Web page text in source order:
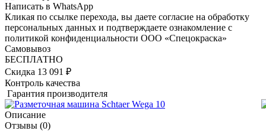
Написать в WhatsApp
Кликая по ссылке перехода, вы даете согласие на обработку
персональных данных и подтверждаете ознакомление с
политикой конфиденциальности ООО «Спецокраска»
Самовывоз
БЕСПЛАТНО
Скидка 13 091 ₽
Контроль качества
Гарантия производителя
Описание
Отзывы (0)